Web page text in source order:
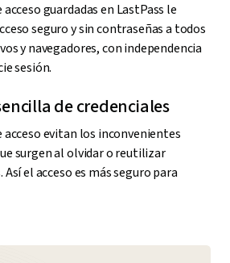
acceso guardadas en LastPass le
seguro y sin contraseñas a todos
y navegadores, con independencia
sesión.
de credenciales
acceso evitan los inconvenientes
surgen al olvidar o reutilizar
Así el acceso es más seguro para